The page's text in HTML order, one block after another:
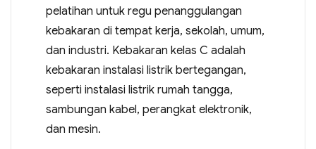
pelatihan untuk regu penanggulangan
kebakaran di tempat kerja, sekolah, umum,
dan industri. Kebakaran kelas C adalah
kebakaran instalasi listrik bertegangan,
seperti instalasi listrik rumah tangga,
sambungan kabel, perangkat elektronik,
dan mesin.